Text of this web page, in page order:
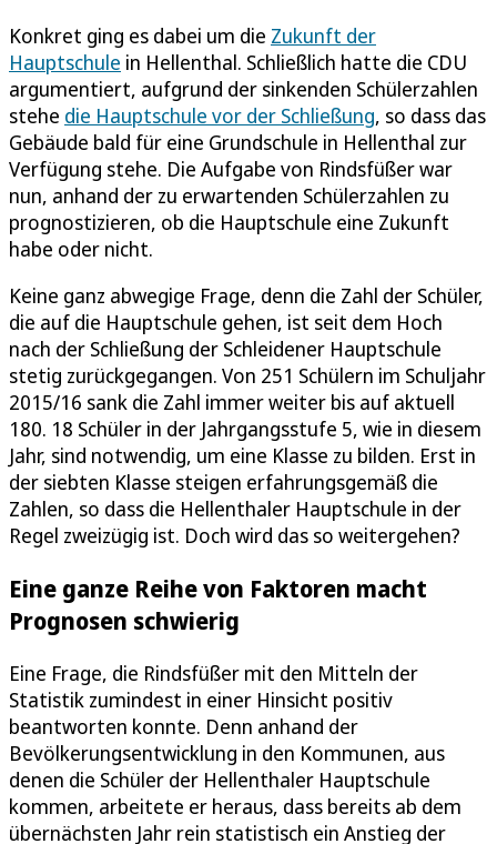
Konkret ging es dabei um die Zukunft der
Hauptschule in Hellenthal. Schließlich hatte die CDU
argumentiert, aufgrund der sinkenden Schülerzahlen
stehe die Hauptschule vor der Schließung, so dass das
Gebäude bald für eine Grundschule in Hellenthal zur
Verfügung stehe. Die Aufgabe von Rindsfüßer war
nun, anhand der zu erwartenden Schülerzahlen zu
prognostizieren, ob die Hauptschule eine Zukunft
habe oder nicht.
Keine ganz abwegige Frage, denn die Zahl der Schüler,
die auf die Hauptschule gehen, ist seit dem Hoch
nach der Schließung der Schleidener Hauptschule
stetig zurückgegangen. Von 251 Schülern im Schuljahr
2015/16 sank die Zahl immer weiter bis auf aktuell
180. 18 Schüler in der Jahrgangsstufe 5, wie in diesem
Jahr, sind notwendig, um eine Klasse zu bilden. Erst in
der siebten Klasse steigen erfahrungsgemäß die
Zahlen, so dass die Hellenthaler Hauptschule in der
Regel zweizügig ist. Doch wird das so weitergehen?
Eine ganze Reihe von Faktoren macht
Prognosen schwierig
Eine Frage, die Rindsfüßer mit den Mitteln der
Statistik zumindest in einer Hinsicht positiv
beantworten konnte. Denn anhand der
Bevölkerungsentwicklung in den Kommunen, aus
denen die Schüler der Hellenthaler Hauptschule
kommen, arbeitete er heraus, dass bereits ab dem
übernächsten Jahr rein statistisch ein Anstieg der